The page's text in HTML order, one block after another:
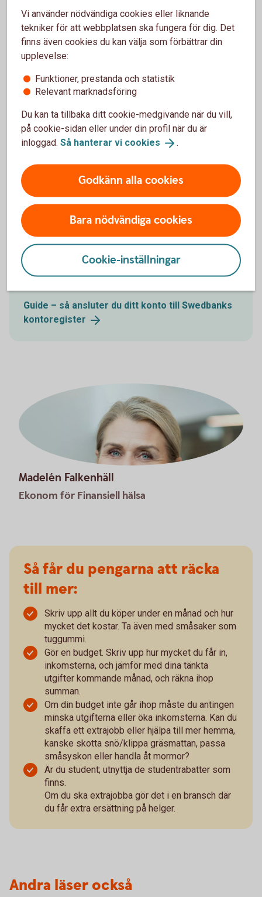
En budget ger koll
Skriv upp hur mycket du får in, inkomsterna, och
jämför med dina tänkta utgifter kommande månad,
Ta hjälp av vårt budgetverktyg
Anmäl konto till vårt
kontoregister
Många arbetsgivare, myndigheter och kommuner
använder Swedbanks utbetalningssystem för att
betala ut pengar till dig. Det kan vara till exempel lön,
bidrag eller studiemedel från CSN. Se till att anmäla
ditt konto så att du får dina utbetalningar.
Guide – så ansluter du ditt konto till Swedbanks
kontoregister
Madelén Falkenhäll
Ekonom för Finansiell hälsa
Så får du pengarna att räcka
till mer:
Skriv upp allt du köper under en månad och hur
mycket det kostar. Ta även med småsaker som
tuggummi.
Gör en budget. Skriv upp hur mycket du får in,
inkomsterna, och jämför med dina tänkta
utgifter kommande månad, och räkna ihop
summan.
Om din budget inte går ihop måste du antingen
minska utgifterna eller öka inkomsterna. Kan du
skaffa ett extrajobb eller hjälpa till mer hemma,
kanske skotta snö/klippa gräsmattan, passa
småsyskon eller handla åt mormor?
Är du student; utnyttja de studentrabatter som
finns.
Om du ska extrajobba gör det i en bransch där
du får extra ersättning på helger.
Andra läser också
Vi använder nödvändiga cookies eller liknande
tekniker för att webbplatsen ska fungera för dig. Det
finns även cookies du kan välja som förbättrar din
upplevelse:
Funktioner, prestanda och statistik
Relevant marknadsföring
Du kan ta tillbaka ditt cookie-medgivande när du vill,
på cookie-sidan eller under din profil när du är
inloggad. Så hanterar vi cookies .
Godkänn alla cookies
Bara nödvändiga cookies
Cookie-inställningar